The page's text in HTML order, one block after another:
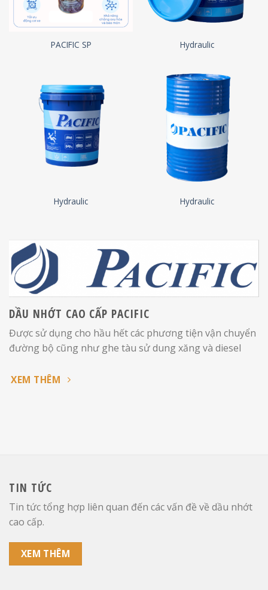
PACIFIC SP Hydraulic
Hydraulic Hydraulic
DẦU NHỚT CAO CẤP PACIFIC
Được sử dụng cho hầu hết các phương tiện vận chuyển
đường bộ cũng như ghe tàu sử dung xăng và diesel
XEM THÊM
TIN TỨC
Tin tức tổng hợp liên quan đến các vấn đề về dầu nhớt
cao cấp.
XEM THÊM